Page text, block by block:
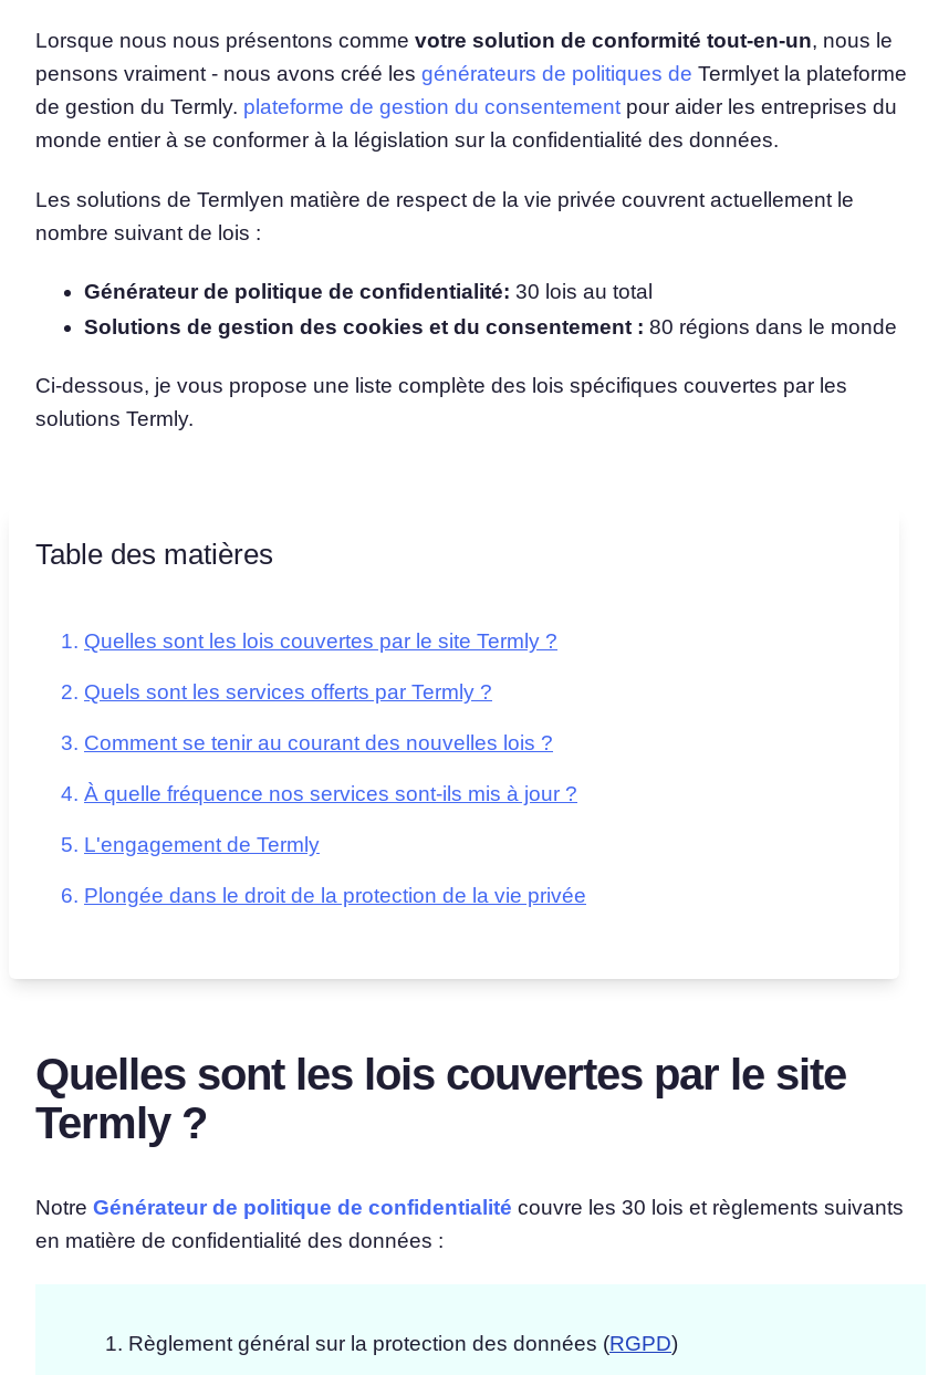
Plateforme de gestion du
consentement
Consentement aux cookies
Obtenir le consentement et gérer les préférences
en matière de cookies
Analyseur de cookies
Analyser et classer vos cookies
bannière de cookies Générateur
Lorsque nous nous présentons comme votre solution de conformité tout-en-un, nous le
pensons vraiment - nous avons créé les générateurs de politiques de Termlyet la plateforme
de gestion du Termly. plateforme de gestion du consentement pour aider les entreprises du
monde entier à se conformer à la législation sur la confidentialité des données.
Les solutions de Termlyen matière de respect de la vie privée couvrent actuellement le
nombre suivant de lois :
Générateur de politique de confidentialité: 30 lois au total
Solutions de gestion des cookies et du consentement : 80 régions dans le monde
Ci-dessous, je vous propose une liste complète des lois spécifiques couvertes par les
solutions Termly.
Table des matières
Quelles sont les lois couvertes par le site Termly ?
Quels sont les services offerts par Termly ?
Comment se tenir au courant des nouvelles lois ?
À quelle fréquence nos services sont-ils mis à jour ?
L'engagement de Termly
Plongée dans le droit de la protection de la vie privée
Quelles sont les lois couvertes par le site
Termly ?
Notre Générateur de politique de confidentialité couvre les 30 lois et règlements suivants
en matière de confidentialité des données :
Règlement général sur la protection des données (RGPD)